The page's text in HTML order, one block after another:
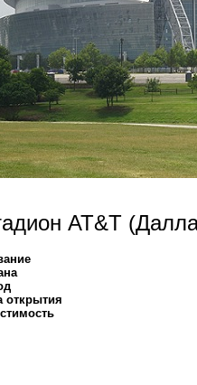
AT&T
открытия